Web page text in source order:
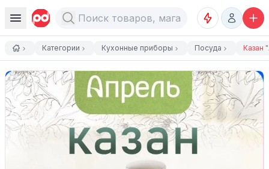
Категории Кухонные приборы Посуда Казан